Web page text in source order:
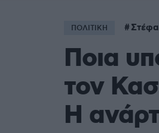
ΠΟΛΙΤΙΚΗ
Ποια
τον
Η